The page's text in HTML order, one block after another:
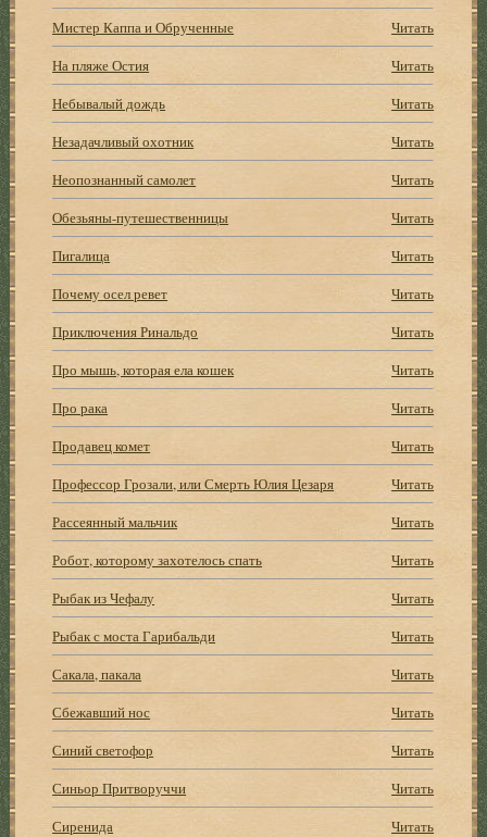
Мистер Каппа и Обрученные
Читать
На пляже Остия
Читать
Небывалый дождь
Читать
Незадачливый охотник
Читать
Неопознанный самолет
Читать
Обезьяны-путешественницы
Читать
Пигалица
Читать
Почему осел ревет
Читать
Приключения Ринальдо
Читать
Про мышь, которая ела кошек
Читать
Про рака
Читать
Продавец комет
Читать
Профессор Грозали, или Смерть Юлия Цезаря
Читать
Рассеянный мальчик
Читать
Робот, которому захотелось спать
Читать
Рыбак из Чефалу
Читать
Рыбак с моста Гарибальди
Читать
Сакала, пакала
Читать
Сбежавший нос
Читать
Синий светофор
Читать
Синьор Притворуччи
Читать
Сиренида
Читать